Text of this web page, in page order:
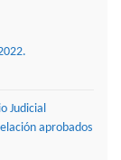
Judicial
aprobados